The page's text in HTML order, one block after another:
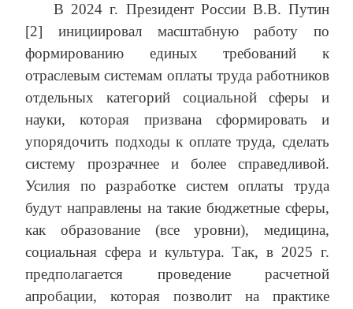
В 2024 г. Президент России В.В. Путин
[2] инициировал масштабную работу по
формированию единых требований к
отраслевым системам оплаты труда работников
отдельных категорий социальной сферы и
науки, которая призвана сформировать и
упорядочить подходы к оплате труда, сделать
систему прозрачнее и более справедливой.
Усилия по разработке систем оплаты труда
будут направлены на такие бюджетные сферы,
как образование (все уровни), медицина,
социальная сфера и культура. Так, в 2025 г.
предполагается проведение расчетной
апробации, которая позволит на практике